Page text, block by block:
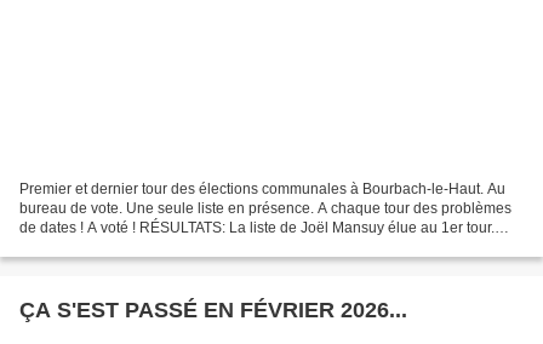
Premier et dernier tour des élections communales à Bourbach-le-Haut. Au
bureau de vote. Une seule liste en présence. A chaque tour des problèmes
de dates ! A voté ! RÉSULTATS: La liste de Joël Mansuy élue au 1er tour.
ÇA S'EST PASSÉ EN FÉVRIER 2026...